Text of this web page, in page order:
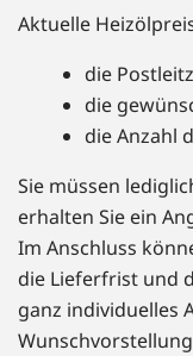
Aktuelle
die
die
die Anzahl
Sie müssen
erhalten Sie ein
Im Anschluss
die Lieferfrist und
ganz individuelles